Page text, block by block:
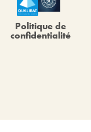
Politique de
confidentialité